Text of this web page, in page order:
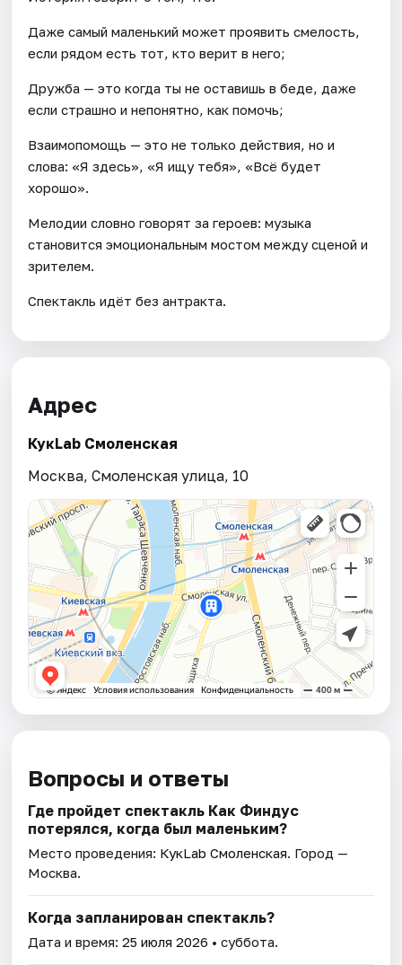
Даже самый маленький может проявить смелость,
если рядом есть тот, кто верит в него;
Дружба — это когда ты не оставишь в беде, даже
если страшно и непонятно, как помочь;
Взаимопомощь — это не только действия, но и
слова: «Я здесь», «Я ищу тебя», «Всё будет
хорошо».
Мелодии словно говорят за героев: музыка
становится эмоциональным мостом между сценой и
зрителем.
Спектакль идёт без антракта.
Адрес
КукLab Смоленская
Москва, Смоленская улица, 10
Вопросы и ответы
Где пройдет спектакль Как Финдус
потерялся, когда был маленьким?
Место проведения: КукLab Смоленская. Город —
Москва.
Когда запланирован спектакль?
Дата и время:25 июля 2026 • суббота.